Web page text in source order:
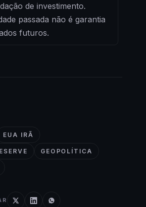
de investimento.
passada não é garantia
futuros.
EUA IRÃ
GEOPOLÍTICA